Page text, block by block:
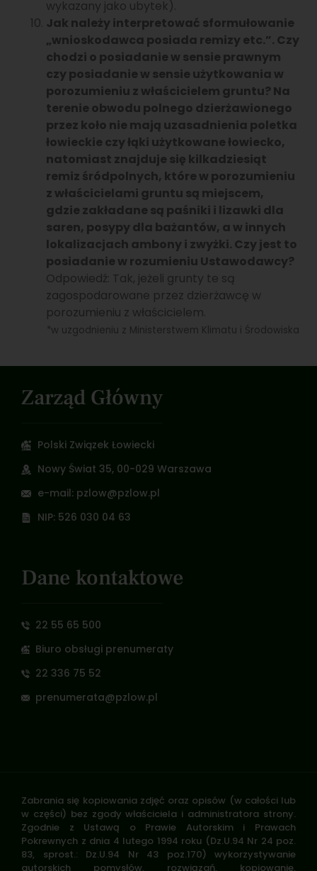
wykazany jako ubytek).
Jak należy interpretować sformułowanie
„wnioskodawca posiada remizy etc.”. Czy
chodzi o posiadanie w sensie prawnym
czy posiadanie w sensie użytkowania w
porozumieniu z właścicielem gruntu? Na
terenie obwodu polnego dzierżawionego
przez koło nie mają uzasadnienia poletka
łowieckie czy łąki użytkowane łowiecko,
natomiast znajduje się kilkadziesiąt
remiz śródpolnych, które w porozumieniu
z właścicielami gruntu są miejscem,
gdzie zakładane są paśniki i lizawki dla
saren, posypy dla bażantów, a w innych
lokalizacjach ambony i zwyżki. Czy jest to
posiadanie w rozumieniu Ustawodawcy?
Odpowiedź: Tak, jeżeli grunty te są
zagospodarowane przez dzierżawcę w
porozumieniu z właścicielem.
*w uzgodnieniu z Ministerstwem Klimatu i Środowiska
Zarząd Główny
Polski Związek Łowiecki
Nowy Świat 35, 00-029 Warszawa
e-mail: pzlow@pzlow.pl
NIP: 526 030 04 63
Dane kontaktowe
22 55 65 500
Biuro obsługi prenumeraty
22 336 75 52
prenumerata@pzlow.pl
Zabrania się kopiowania zdjęć oraz opisów (w całości lub
w części) bez zgody właściciela i administratora strony.
Zgodnie z Ustawą o Prawie Autorskim i Prawach
Pokrewnych z dnia 4 lutego 1994 roku (Dz.U.94 Nr 24 poz.
83, sprost.: Dz.U.94 Nr 43 poz.170) wykorzystywanie
autorskich pomysłów, rozwiązań, kopiowanie,